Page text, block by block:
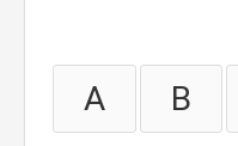
A B